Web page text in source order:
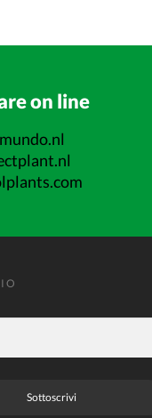
on line
Sottoscrivi